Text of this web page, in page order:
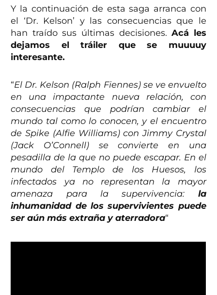
Y la continuación de esta saga arranca con
el ‘Dr. Kelson’ y las consecuencias que le
han traído sus últimas decisiones.Acá les
dejamos el tráiler que se muuuuy
interesante.
“El Dr. Kelson (Ralph Fiennes) se ve envuelto
en una impactante nueva relación, con
consecuencias que podrían cambiar el
mundo tal como lo conocen, y el encuentro
de Spike (Alfie Williams) con Jimmy Crystal
(Jack O’Connell) se convierte en una
pesadilla de la que no puede escapar. En el
mundo del Templo de los Huesos, los
infectados ya no representan la mayor
amenaza para la supervivencia: la
inhumanidad de los supervivientes puede
ser aún más extraña y aterradora“